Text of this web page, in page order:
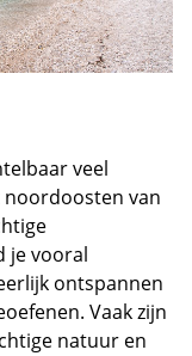
veel
van
je vooral
ontspannen
Vaak zijn
natuur en